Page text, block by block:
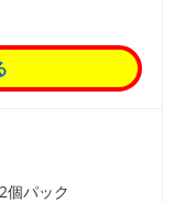
個パック